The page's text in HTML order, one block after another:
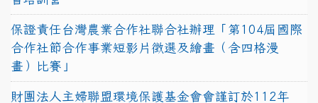
保證責任台灣農業合作社聯合社辦理「第104屆國際
合作社節合作事業短影片徵選及繪畫（含四格漫
畫）比賽」
財團法人主婦聯盟環境保護基金會會謹訂於112年